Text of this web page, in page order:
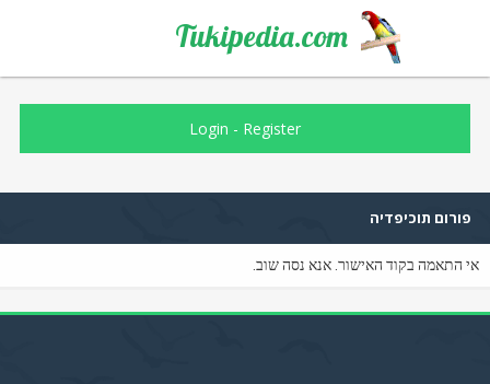
Tukipedia.com
Login - Register
פורום תוכיפדיה
אי התאמה בקוד האישור. אנא נסה שוב.